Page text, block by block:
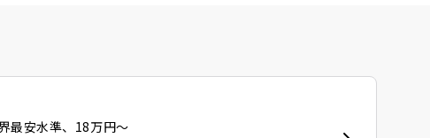
最安水準、18万円〜